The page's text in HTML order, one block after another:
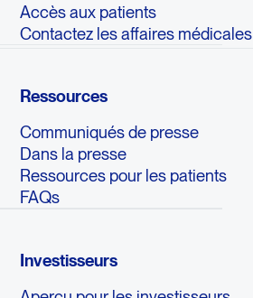
Accès aux patients
Contactez les affaires médicales
Ressources
Communiqués de presse
Dans la presse
Ressources pour les patients
FAQs
Investisseurs